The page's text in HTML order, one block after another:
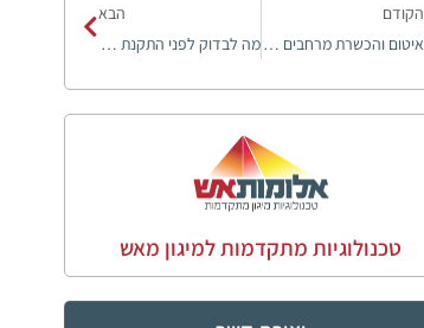
הקודם
איטום והכשרת מרחבים מוגנים לדרישות פיקוד העורף
הבא
מה לבדוק לפני התקנת שרוול איוורור תופח
טכנולוגיות מתקדמות למיגון מאש